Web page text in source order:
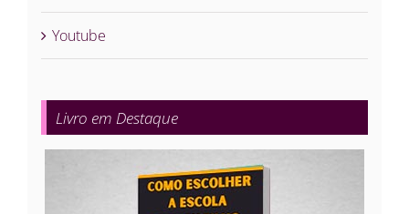
Youtube
Livro em Destaque